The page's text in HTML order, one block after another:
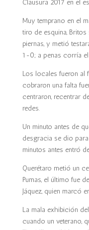
Clausura 2017 en el
Muy temprano en el
tiro de esquina,
piernas, y metió
1-0; a penas corría el
Los locales fueron al
cobraron una falta
centraron, recentrar
redes.
Un minuto antes de
desgracia se dio
minutos antes entró
Querétaro metió un
Pumas, el último fue
Jáquez, quien marcó
La mala exhibición
cuando un veterano,